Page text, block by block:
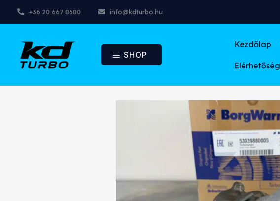
+36 20 667 8680 info@kdturbo.hu
SHOP
Kezdőlap
Elérhetőség